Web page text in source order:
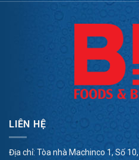
LIÊN HỆ
Địa chỉ: Tòa nhà Machinco 1, Số